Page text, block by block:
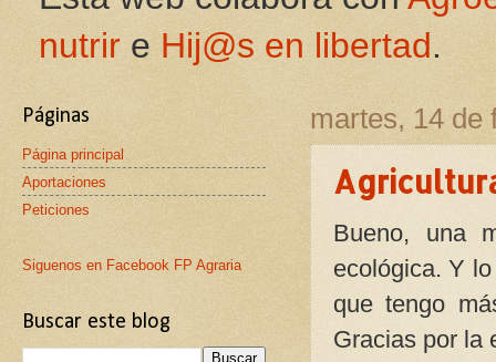
nutrir e Hij@s en libertad.
martes, 14 de
Bueno, una
ecológica. Y
que tengo
Gracias por la
Páginas
Página principal
Aportaciones
Peticiones
Siguenos en Facebook FP Agraria
Buscar este blog